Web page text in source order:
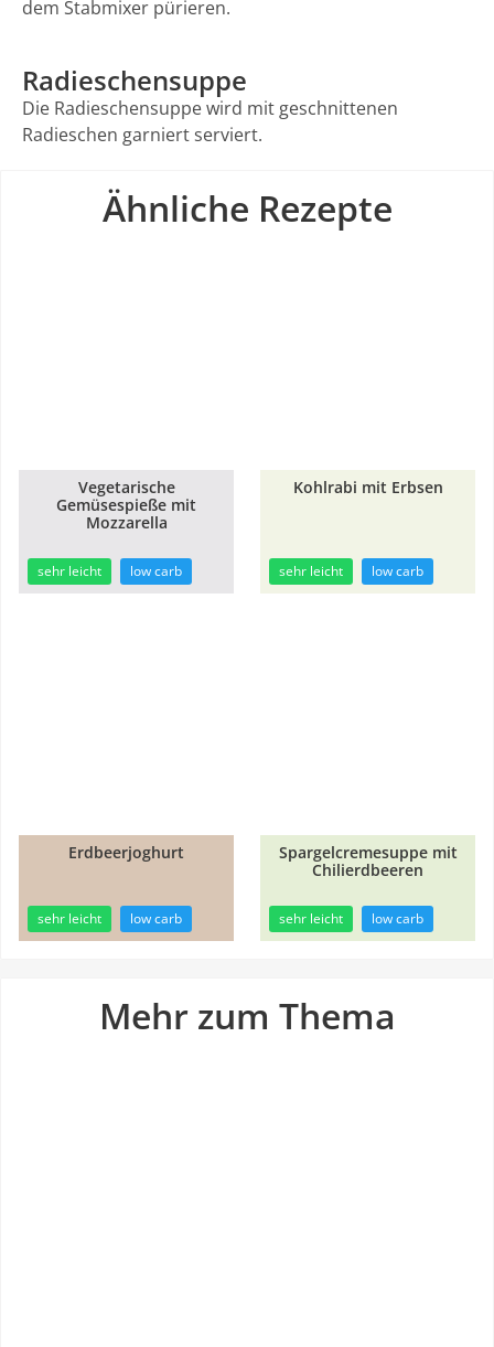
dem Stabmixer pürieren.
Radieschensuppe
Die Radieschensuppe wird mit geschnittenen
Radieschen garniert serviert.
Ähnliche Rezepte
20min
Vegetarische
Gemüsespieße mit
Mozzarella
sehr leicht low carb
Kohlrabi mit Erbsen
sehr leicht low carb
Erdbeerjoghurt
sehr leicht low carb
Spargelcremesuppe mit
Chilierdbeeren
sehr leicht low carb
Mehr zum Thema